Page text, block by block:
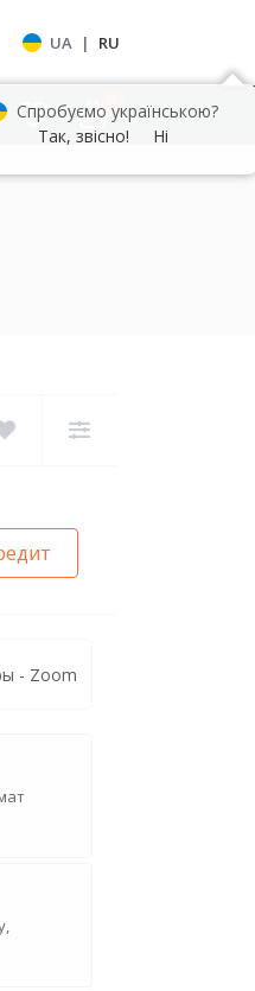
UA | RU
Спробуємо українською?
Так, звісно!
Ні